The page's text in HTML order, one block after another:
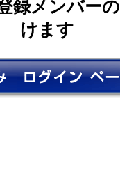
録メンバー
けます